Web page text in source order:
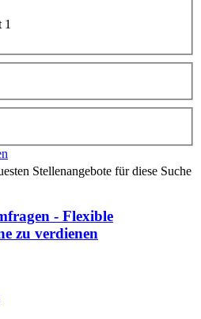
1
Stellenangebote für diese Suche
- Flexible
zu verdienen